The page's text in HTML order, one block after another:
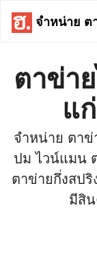
จำหน่าย ต
ตาข่า
แ
จำหน่าย ตา
ปม ไวน์แมน
ตาข่ายกึ่งสป
มีสิ